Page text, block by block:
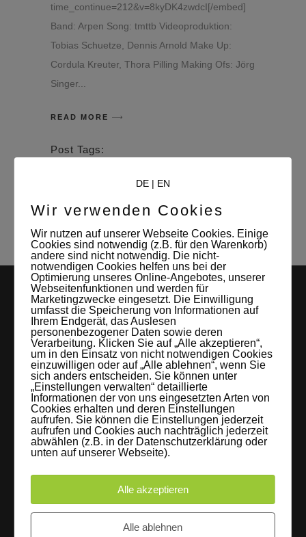
time_continue=212&v=8kyDK4zwdcI[/embed]
Band: Arpen Song: tmttb Videoproduktion:
Tobias Schuetze, Dennis Arnold Make Up:
Cordula Kreuter, Thora Pilling Making Ofs: Jörg
Singer
READ MORE
Post Tags:
Studio Leipzig
LEIPZIGS MIETSTUDIO
Hier lassen sich Foto- und Videoproduktionen aller Art in
entspannter Loftatmosphäre realisieren. Alles da, was man
braucht: Technik, Platz, Couch und Kaffee. Folgt uns!
Letzte Beiträge
DE| EN
Wir verwenden Cookies
Wir nutzen auf unserer Webseite Cookies. Einige
Cookies sind notwendig (z.B. für den Warenkorb)
andere sind nicht notwendig. Die nicht-
notwendigen Cookies helfen uns bei der
Optimierung unseres Online-Angebotes, unserer
Webseitenfunktionen und werden für
Marketingzwecke eingesetzt. Die Einwilligung
umfasst die Speicherung von Informationen auf
Ihrem Endgerät, das Auslesen
personenbezogener Daten sowie deren
Verarbeitung. Klicken Sie auf „Alle akzeptieren“,
um in den Einsatz von nicht notwendigen Cookies
einzuwilligen oder auf „Alle ablehnen“, wenn Sie
sich anders entscheiden. Sie können unter
„Einstellungen verwalten“ detaillierte
Informationen der von uns eingesetzten Arten von
Cookies erhalten und deren Einstellungen
aufrufen. Sie können die Einstellungen jederzeit
aufrufen und Cookies auch nachträglich jederzeit
abwählen (z.B. in der Datenschutzerklärung oder
unten auf unserer Webseite).
Alle akzeptieren
Alle ablehnen